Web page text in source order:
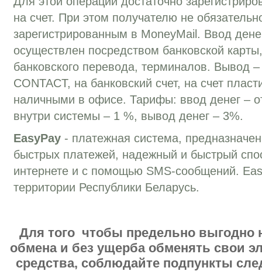
на счет. При этом получателю не
зарегистрированным в MoneyMail. Ввод
осуществлен посредством банковской
банковского перевода, терминалов. Вывод –
CONTACT, на банковский счет, на счет
наличными в офисе. Тарифы: ввод денег –
внутри системы – 1 %, вывод денег – 3%.
EasyPay - платежная система,
быстрых платежей, надежный и быстрый
интернете и с помощью SMS-сообщений.
территории Республики Беларусь.
Для того чтобы предельно выгодно
обмена и без ущерба обменять свои
средства, соблюдайте подпункты